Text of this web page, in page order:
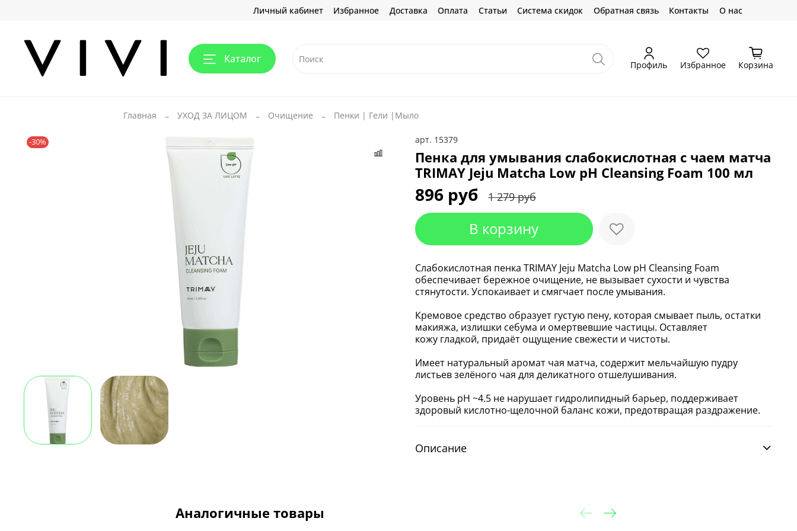
Личный кабинет Избранное Доставка Оплата Статьи Система скидок Обратная связь Контакты О нас
Каталог Профиль Избранное Корзина
Главная УХОД ЗА ЛИЦОМ Очищение Пенки | Гели |Mыло
-30% арт. 15379
Пенка для умывания cлабокислотная с чаем матча
TRIMAY Jeju Matcha Low pH Cleansing Foam 100 мл
896 руб 1 279 руб
В корзину
Слабокислотная пенка TRIMAY Jeju Matcha Low pH Cleansing Foam
обеспечивает бережное очищение, не вызывает сухости и чувства
стянутости. Успокаивает и смягчает после умывания.
Кремовое средство образует густую пену, которая смывает пыль, остатки
макияжа, излишки себума и омертвевшие частицы. Оставляет
кожу гладкой, придаёт ощущение свежести и чистоты.
Имеет натуральный аромат чая матча, содержит мельчайшую пудру
листьев зелёного чая для деликатного отшелушивания.
Уровень pH ~4.5 не нарушает гидролипидный барьер, поддерживает
здоровый кислотно-щелочной баланс кожи, предотвращая раздражение.
Описание
Аналогичные товары